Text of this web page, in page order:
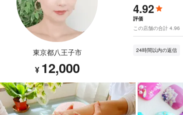
東京都八王子市
¥ 12,000
4.92
評価
この店舗の合計 4.96
24時間以内の返信